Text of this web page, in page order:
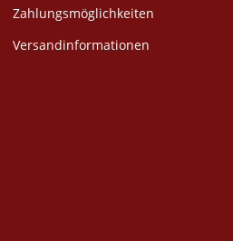
Zahlungsmöglichkeiten
Versandinformationen